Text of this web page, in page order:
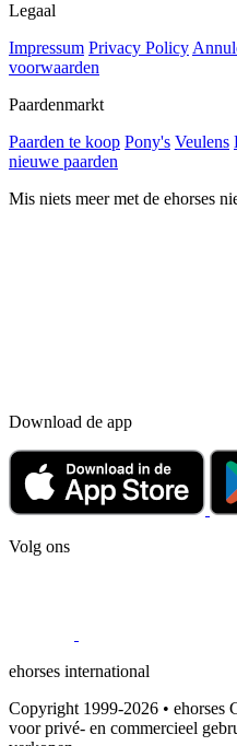
Legaal
Impressum Privacy Policy
voorwaarden
Paardenmarkt
Paarden te koop Pony's Veulens
nieuwe paarden
Mis niets meer met de ehorses
Download de app
Volg ons
ehorses international
Copyright 1999-2026 • ehorses
voor privé- en commercieel